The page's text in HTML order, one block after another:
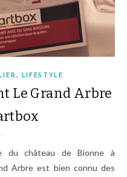
, LIFESTYLE
Le Grand Arbre
Arbre est bien connu des